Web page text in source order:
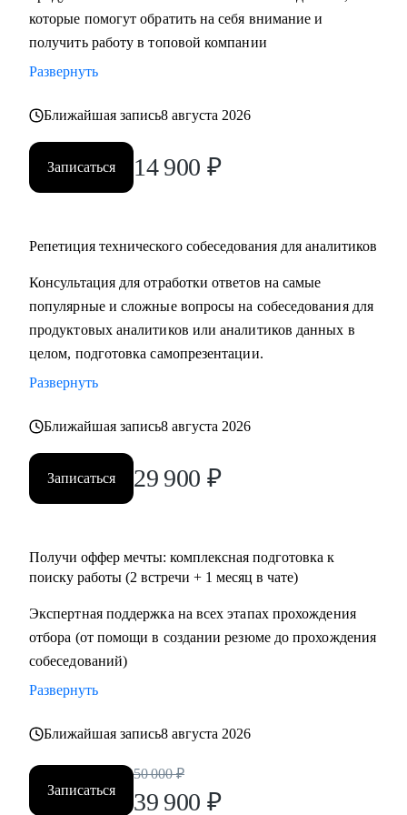
компетенций;
• Получить практические советы по управлению командой;
• Сформировать свою стратегию профессионального роста;
страну своей мечты;
Кому могу помочь:
• Продуктовым аналитикам, аналитикам данных и продаж
трек развития;
• Junior и Middle Продуктовым аналитикам, аналитикам
данных и продаж, которые хотят повысить свой грейд;
• Выпускникам и студентам, которые ищут свою первую
работу в аналитике;
• Аналитикам, которые хотят перейти из стартапа в
• Тем, кто хочет перейти в IT и аналитику из смежной
• Всем IT-специалистам, которые хотят релоцироваться в
Испанию и работать удаленно
которые помогут обратить на себя внимание и
получить работу в топовой компании
Развернуть
Ближайшая запись8 августа 2026
Записаться 14 900 ₽
Репетиция технического собеседования для аналитиков
Консультация для отработки ответов на самые
популярные и сложные вопросы на собеседования для
продуктовых аналитиков или аналитиков данных в
целом, подготовка самопрезентации.
Развернуть
Ближайшая запись8 августа 2026
Записаться 29 900 ₽
Получи оффер мечты: комплексная подготовка к
поиску работы (2 встречи + 1 месяц в чате)
Экспертная поддержка на всех этапах прохождения
отбора (от помощи в создании резюме до прохождения
собеседований)
Развернуть
Ближайшая запись8 августа 2026
Записаться
50 000 ₽
39 900 ₽